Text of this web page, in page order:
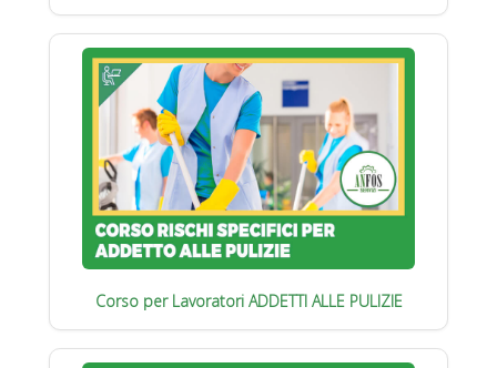
Corso per Lavoratori ADDETTI ALLE PULIZIE